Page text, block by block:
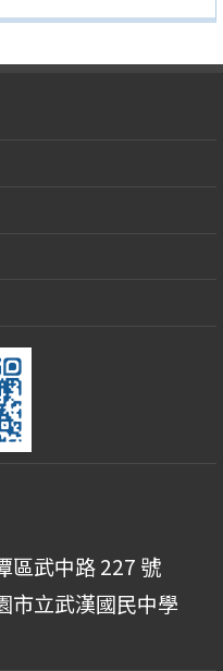
區武中路 227 號
市立武漢國民中學